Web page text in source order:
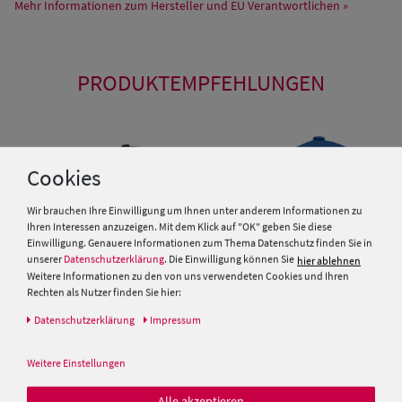
Mehr Informationen zum Hersteller und EU Verantwortlichen »
PRODUKTEMPFEHLUNGEN
Ohrenklappen von Hut-Breiter
Cookies
Wir brauchen Ihre Einwilligung um Ihnen unter anderem Informationen zu
Ihren Interessen anzuzeigen. Mit dem Klick auf "OK" geben Sie diese
Einwilligung. Genauere Informationen zum Thema Datenschutz finden Sie in
unserer Datenschutzerklärung. Die Einwilligung können Sie hier ablehnen
Weitere Informationen zu den von uns verwendeten Cookies und Ihren
Rechten als Nutzer finden Sie hier:
Daten­schutz­erklärung Impressum
Weitere Einstellungen